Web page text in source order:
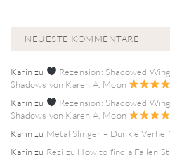
NEUESTE KOMMENTARE
Karinzu
Rezension: Shadowed
Shadows von Karen A. Moon
Karinzu
Rezension: Shadowed
Shadows von Karen A. Moon
Karinzu Metal Slinger – Dunkle
Karinzu Rezi zu How to find a Fallen